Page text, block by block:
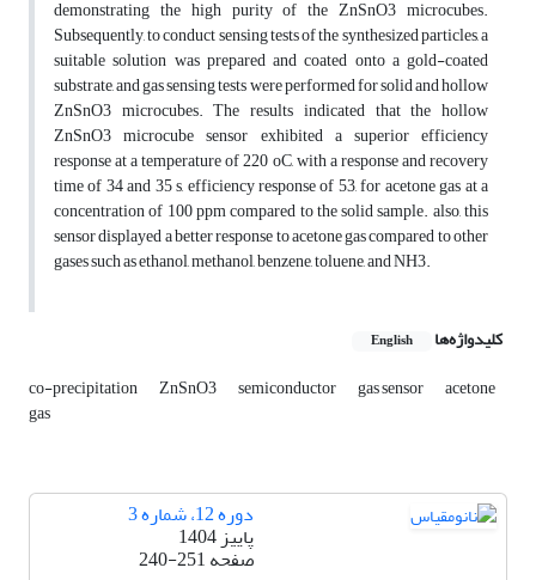
demonstrating the high purity of the ZnSnO3 microcubes.
Subsequently, to conduct sensing tests of the synthesized particles, a
suitable solution was prepared and coated onto a gold-coated
substrate, and gas sensing tests were performed for solid and hollow
ZnSnO3 microcubes. The results indicated that the hollow
ZnSnO3 microcube sensor exhibited a superior efficiency
response at a temperature of 220 oC, with a response and recovery
time of 34 and 35 s, efficiency response of 53, for acetone gas at a
concentration of 100 ppm compared to the solid sample. also, this
sensor displayed a better response to acetone gas compared to other
gases such as ethanol, methanol, benzene, toluene, and NH3.
کلیدواژه‌ها English
co-precipitation ZnSnO3 semiconductor gas sensor acetone
gas
دوره 12، شماره 3
پاییز 1404
صفحه240-251